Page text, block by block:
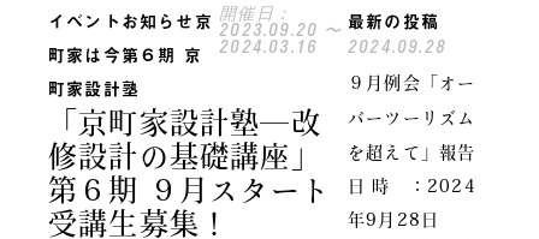
イベントお知らせ京
町家は今第６期 京
町家設計塾
開催日：
2023.09.20 〜
2024.03.16
「京町家設計塾―改
修設計の基礎講座」
第６期 ９月スタート
受講生募集！
最新の投稿
2024.09.28
９月例会「オー
バーツーリズム
を超えて」報告
日 時 ：2024
年9月28日